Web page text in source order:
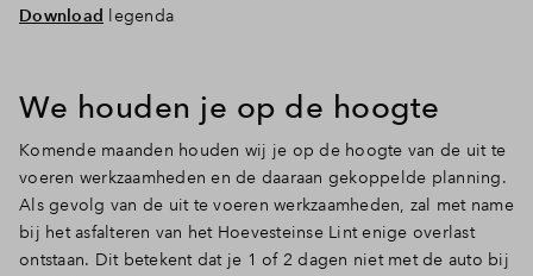
Download legenda
We houden je op de hoogte
Komende maanden houden wij je op de hoogte van de uit te
voeren werkzaamheden en de daaraan gekoppelde planning.
Als gevolg van de uit te voeren werkzaamheden, zal met name
bij het asfalteren van het Hoevesteinse Lint enige overlast
ontstaan. Dit betekent dat je 1 of 2 dagen niet met de auto bij